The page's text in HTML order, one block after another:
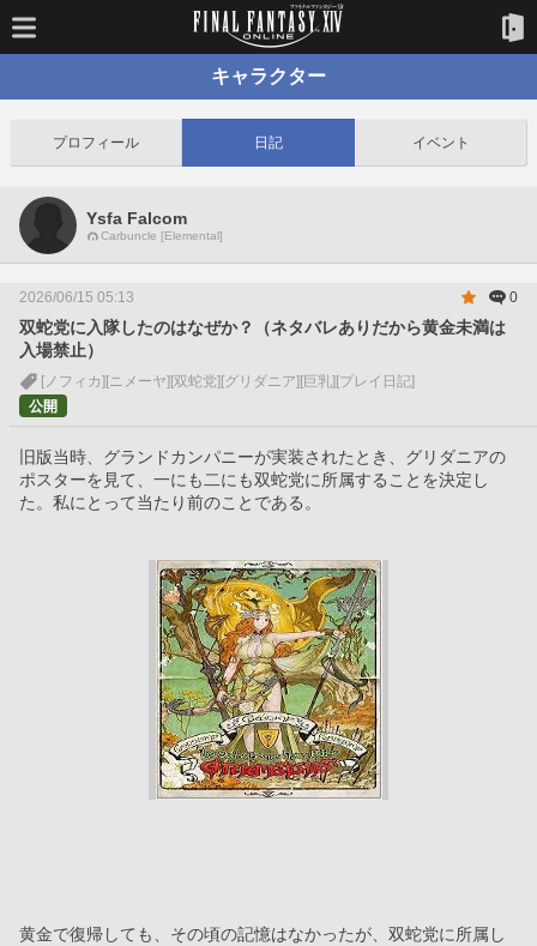
キャラクター
プロフィール 日記 イベント
Ysfa Falcom
Carbuncle [Elemental]
2026/06/15 05:13 0
双蛇党に入隊したのはなぜか？（ネタバレありだから黄金未満は
入場禁止）
[ノフィカ] [ニメーヤ] [双蛇党] [グリダニア] [巨乳] [プレイ日記]
公開
旧版当時、グランドカンパニーが実装されたとき、グリダニアの
ポスターを見て、一にも二にも双蛇党に所属することを決定し
た。私にとって当たり前のことである。
黄金で復帰しても、その頃の記憶はなかったが、双蛇党に所属し